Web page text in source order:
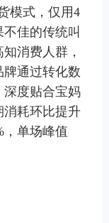
模式，仅用4
佳的传统叫
消费人群，
通过转化数
深度贴合宝妈
消耗环比提升
，单场峰值